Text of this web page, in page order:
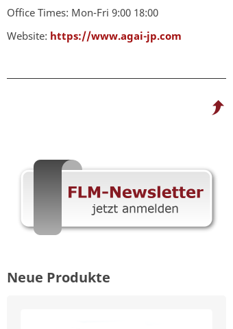
Office Times: Mon-Fri 9:00 18:00
Website: https://www.agai-jp.com
Neue Produkte